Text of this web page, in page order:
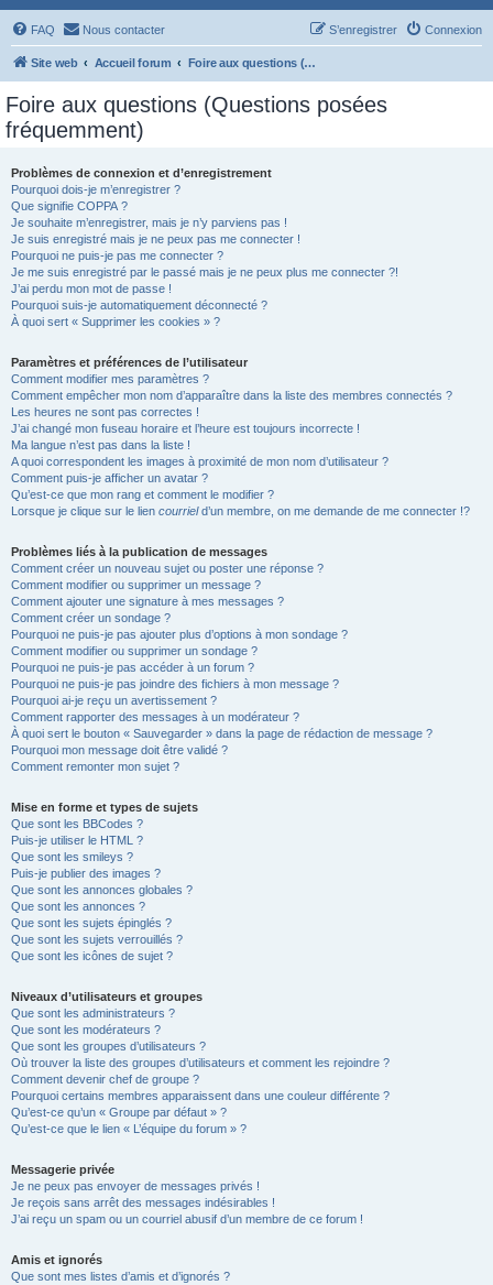
FAQ Nous contacter Connexion
S’enregistrer
Site web Accueil forum Foire aux questions (Questions posées fréquemment)
Foire aux questions (Questions posées
fréquemment)
Problèmes de connexion et d’enregistrement
Pourquoi dois-je m’enregistrer ?
Que signifie COPPA ?
Je souhaite m’enregistrer, mais je n’y parviens pas !
Je suis enregistré mais je ne peux pas me connecter !
Pourquoi ne puis-je pas me connecter ?
Je me suis enregistré par le passé mais je ne peux plus me connecter ?!
J’ai perdu mon mot de passe !
Pourquoi suis-je automatiquement déconnecté ?
À quoi sert « Supprimer les cookies » ?
Paramètres et préférences de l’utilisateur
Comment modifier mes paramètres ?
Comment empêcher mon nom d’apparaître dans la liste des membres connectés ?
Les heures ne sont pas correctes !
J’ai changé mon fuseau horaire et l’heure est toujours incorrecte !
Ma langue n’est pas dans la liste !
A quoi correspondent les images à proximité de mon nom d’utilisateur ?
Comment puis-je afficher un avatar ?
Qu’est-ce que mon rang et comment le modifier ?
Lorsque je clique sur le lien courrield’un membre, on me demande de me connecter !?
Problèmes liés à la publication de messages
Comment créer un nouveau sujet ou poster une réponse ?
Comment modifier ou supprimer un message ?
Comment ajouter une signature à mes messages ?
Comment créer un sondage ?
Pourquoi ne puis-je pas ajouter plus d’options à mon sondage ?
Comment modifier ou supprimer un sondage ?
Pourquoi ne puis-je pas accéder à un forum ?
Pourquoi ne puis-je pas joindre des fichiers à mon message ?
Pourquoi ai-je reçu un avertissement ?
Comment rapporter des messages à un modérateur ?
À quoi sert le bouton « Sauvegarder » dans la page de rédaction de message ?
Pourquoi mon message doit être validé ?
Comment remonter mon sujet ?
Mise en forme et types de sujets
Que sont les BBCodes ?
Puis-je utiliser le HTML ?
Que sont les smileys ?
Puis-je publier des images ?
Que sont les annonces globales ?
Que sont les annonces ?
Que sont les sujets épinglés ?
Que sont les sujets verrouillés ?
Que sont les icônes de sujet ?
Niveaux d’utilisateurs et groupes
Que sont les administrateurs ?
Que sont les modérateurs ?
Que sont les groupes d’utilisateurs ?
Où trouver la liste des groupes d’utilisateurs et comment les rejoindre ?
Comment devenir chef de groupe ?
Pourquoi certains membres apparaissent dans une couleur différente ?
Qu’est-ce qu’un « Groupe par défaut » ?
Qu’est-ce que le lien « L’équipe du forum » ?
Messagerie privée
Je ne peux pas envoyer de messages privés !
Je reçois sans arrêt des messages indésirables !
J’ai reçu un spam ou un courriel abusif d’un membre de ce forum !
Amis et ignorés
Que sont mes listes d’amis et d’ignorés ?